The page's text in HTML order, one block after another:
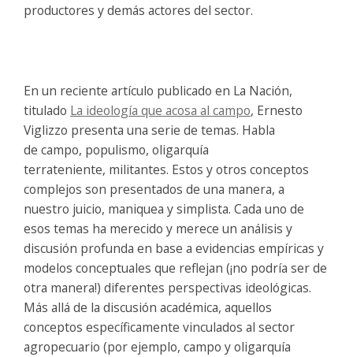
productores y demás actores del sector.
En un reciente artículo publicado en La Nación,
titulado La ideología que acosa al campo, Ernesto
Viglizzo presenta una serie de temas. Habla
de campo, populismo, oligarquía
terrateniente, militantes. Estos y otros conceptos
complejos son presentados de una manera, a
nuestro juicio, maniquea y simplista. Cada uno de
esos temas ha merecido y merece un análisis y
discusión profunda en base a evidencias empíricas y
modelos conceptuales que reflejan (¡no podría ser de
otra manera!) diferentes perspectivas ideológicas.
Más allá de la discusión académica, aquellos
conceptos específicamente vinculados al sector
agropecuario (por ejemplo, campo yoligarquía